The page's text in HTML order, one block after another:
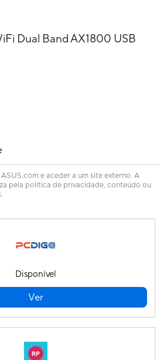
Dual Band AX1800 USB
e aceder a um site externo. A
pela política de privacidade, conteúdo ou
Disponível
Ver